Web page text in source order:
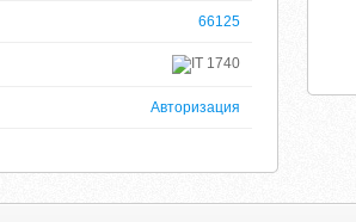
66125
1740
Авторизация